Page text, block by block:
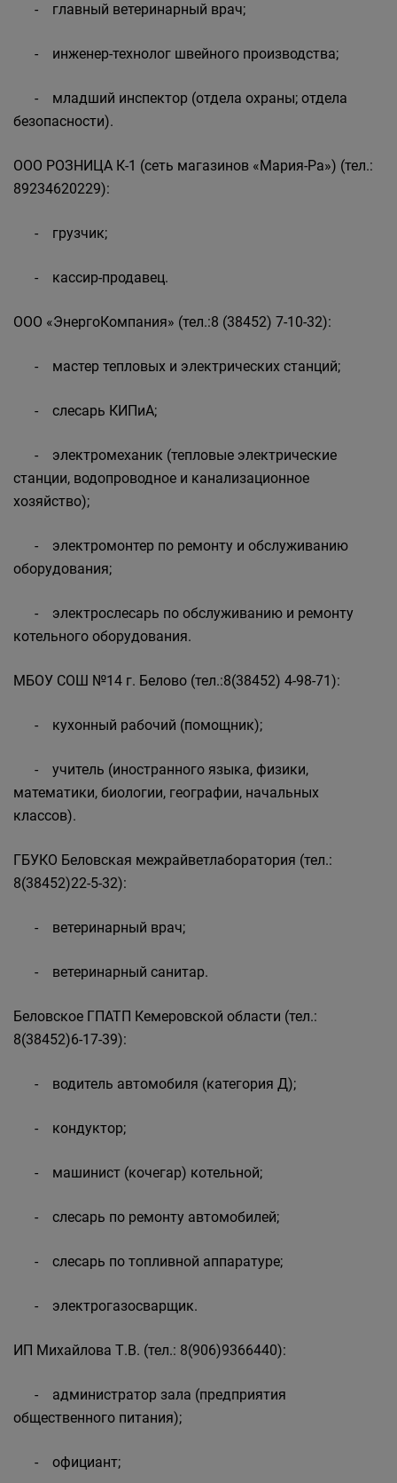
- главный ветеринарный врач;
- инженер-технолог швейного производства;
- младший инспектор (отдела охраны; отдела
безопасности).
ООО РОЗНИЦА К-1 (сеть магазинов «Мария-Ра») (тел.:
89234620229):
- грузчик;
- кассир-продавец.
ООО «ЭнергоКомпания» (тел.:8 (38452) 7-10-32):
- мастер тепловых и электрических станций;
- слесарь КИПиА;
- электромеханик (тепловые электрические
станции, водопроводное и канализационное
хозяйство);
- электромонтер по ремонту и обслуживанию
оборудования;
- электрослесарь по обслуживанию и ремонту
котельного оборудования.
МБОУ СОШ №14 г. Белово (тел.:8(38452) 4-98-71):
- кухонный рабочий (помощник);
- учитель (иностранного языка, физики,
математики, биологии, географии, начальных
классов).
ГБУКО Беловская межрайветлаборатория (тел.:
8(38452)22-5-32):
- ветеринарный врач;
- ветеринарный санитар.
Беловское ГПАТП Кемеровской области (тел.:
8(38452)6-17-39):
- водитель автомобиля (категория Д);
- кондуктор;
- машинист (кочегар) котельной;
- слесарь по ремонту автомобилей;
- слесарь по топливной аппаратуре;
- электрогазосварщик.
ИП Михайлова Т.В. (тел.: 8(906)9366440):
- администратор зала (предприятия
общественного питания);
- официант;